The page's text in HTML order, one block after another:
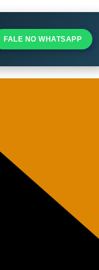
FALE NO WHATSAPP